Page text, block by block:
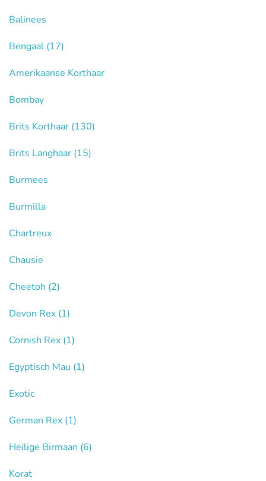
Balinees
Bengaal (17)
Amerikaanse Korthaar
Bombay
Brits Korthaar (130)
Brits Langhaar (15)
Burmees
Burmilla
Chartreux
Chausie
Cheetoh (2)
Devon Rex (1)
Cornish Rex (1)
Egyptisch Mau (1)
Exotic
German Rex (1)
Heilige Birmaan (6)
Korat